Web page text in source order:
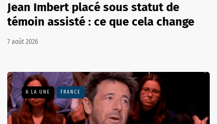
Jean Imbert placé sous statut de
témoin assisté : ce que cela change
7 août 2026
A LA UNE FRANCE